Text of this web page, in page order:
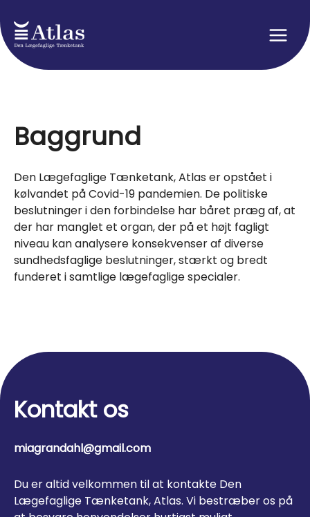
to
content
Main
Baggrund
Den Lægefaglige Tænketank, Atlas er opstået i
kølvandet på Covid-19 pandemien. De politiske
beslutninger i den forbindelse har båret præg af, at
der har manglet et organ, der på et højt fagligt
niveau kan analysere konsekvenser af diverse
sundhedsfaglige beslutninger, stærkt og bredt
funderet i samtlige lægefaglige specialer.
Kontakt os
miagrandahl@gmail.com
Du er altid velkommen til at kontakte Den
Lægefaglige Tænketank, Atlas. Vi bestræber os på